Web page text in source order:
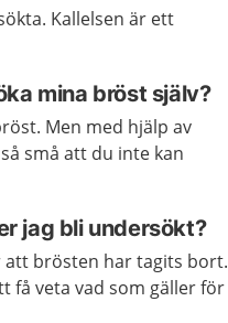
Kallelsen är ett
mina bröst själv?
Men med hjälp av
små att du inte kan
jag bli undersökt?
att brösten har tagits bort.
få veta vad som gäller för